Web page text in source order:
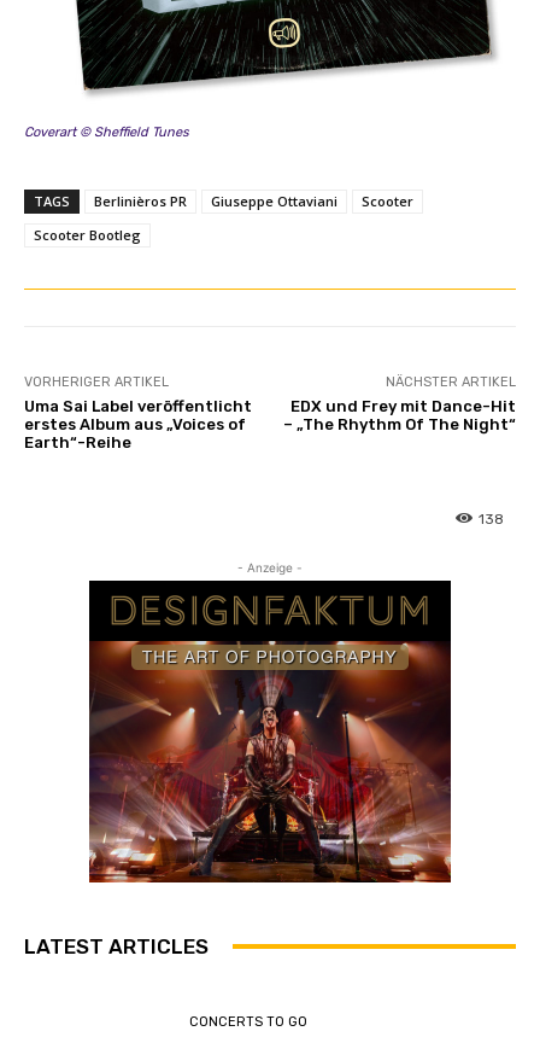
Coverart © Sheffield Tunes
TAGS Berlinièros PR Giuseppe Ottaviani
Scooter
Scooter Bootleg
VORHERIGER ARTIKEL
Uma Sai Label veröffentlicht
erstes Album aus „Voices of
Earth“-Reihe
NÄCHSTER ARTIKEL
EDX und Frey mit Dance-Hit
– „The Rhythm Of The Night“
138
- Anzeige -
LATEST ARTICLES
CONCERTS TO GO